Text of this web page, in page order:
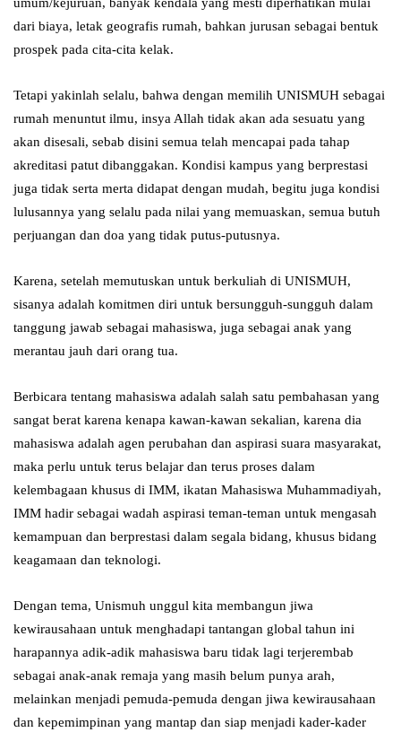
dari biaya, letak geografis rumah, bahkan jurusan sebagai bentuk
prospek pada cita-cita kelak.
Tetapi yakinlah selalu, bahwa dengan memilih UNISMUH sebagai
rumah menuntut ilmu, insya Allah tidak akan ada sesuatu yang
akan disesali, sebab disini semua telah mencapai pada tahap
akreditasi patut dibanggakan. Kondisi kampus yang berprestasi
juga tidak serta merta didapat dengan mudah, begitu juga kondisi
lulusannya yang selalu pada nilai yang memuaskan, semua butuh
perjuangan dan doa yang tidak putus-putusnya.
Karena, setelah memutuskan untuk berkuliah di UNISMUH,
sisanya adalah komitmen diri untuk bersungguh-sungguh dalam
tanggung jawab sebagai mahasiswa, juga sebagai anak yang
merantau jauh dari orang tua.
Berbicara tentang mahasiswa adalah salah satu pembahasan yang
sangat berat karena kenapa kawan-kawan sekalian, karena dia
mahasiswa adalah agen perubahan dan aspirasi suara masyarakat,
maka perlu untuk terus belajar dan terus proses dalam
kelembagaan khusus di IMM, ikatan Mahasiswa Muhammadiyah,
IMM hadir sebagai wadah aspirasi teman-teman untuk mengasah
kemampuan dan berprestasi dalam segala bidang, khusus bidang
keagamaan dan teknologi.
Dengan tema, Unismuh unggul kita membangun jiwa
kewirausahaan untuk menghadapi tantangan global tahun ini
harapannya adik-adik mahasiswa baru tidak lagi terjerembab
sebagai anak-anak remaja yang masih belum punya arah,
melainkan menjadi pemuda-pemuda dengan jiwa kewirausahaan
dan kepemimpinan yang mantap dan siap menjadi kader-kader